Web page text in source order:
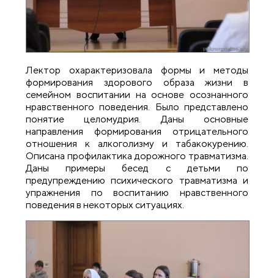
Лектор охарактеризовала формы и методы
формирования здорового образа жизни в
семейном воспитании на основе осознанного
нравственного поведения. Было представлено
понятие целомудрия. Даны основные
направления формирования отрицательного
отношения к алкоголизму и табакокурению.
Описана профилактика дорожного травматизма.
Даны примеры бесед с детьми по
предупреждению психического травматизма и
упражнения по воспитанию нравственного
поведения в некоторых ситуациях.